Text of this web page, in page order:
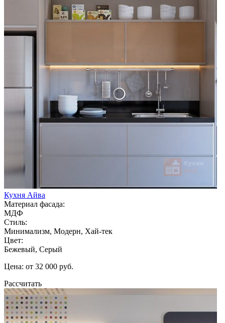
Кухня Айва
Материал фасада:
МДФ
Стиль:
Минимализм, Модерн, Хай-тек
Цвет:
Бежевый, Серый
Цена: от 32 000 руб.
Рассчитать